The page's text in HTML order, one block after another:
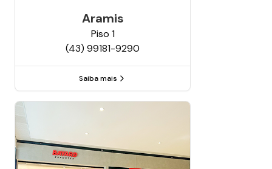
Aramis
Piso 1
(43) 99181-9290
Saiba mais